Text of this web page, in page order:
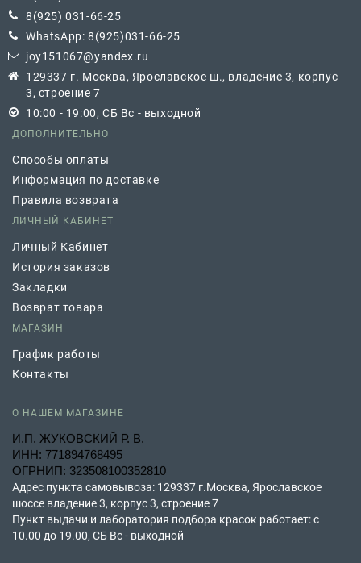
8(925) 031-66-25
WhatsApp: 8(925)031-66-25
joy151067@yandex.ru
129337 г. Москва, Ярославское ш., владение 3, корпус
3, строение 7
10:00 - 19:00, СБ Вс - выходной
ДОПОЛНИТЕЛЬНО
Способы оплаты
Информация по доставке
Правила возврата
ЛИЧНЫЙ КАБИНЕТ
Личный Кабинет
История заказов
Закладки
Возврат товара
МАГАЗИН
График работы
Контакты
О НАШЕМ МАГАЗИНЕ
И.П. ЖУКОВСКИЙ Р. В.
ИНН: 771894768495
ОГРНИП: 323508100352810
Адрес пункта самовывоза: 129337 г.Москва, Ярославское
шоссе владение 3, корпус 3, строение 7
Пункт выдачи и лаборатория подбора красок работает: с
10.00 до 19.00, СБ Вс - выходной